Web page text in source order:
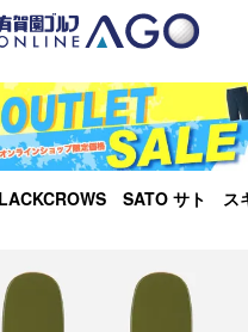
SATO サト ス